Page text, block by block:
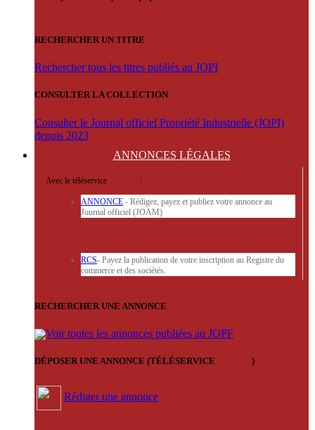
RECHERCHER UN TITRE
Rechercher tous les titres publiés au JOPI
CONSULTER LA COLLECTION
Consulter le Journal officiel Propriété Industrielle (JOPI)
depuis 2023
ANNONCES LÉGALES
Avec le téléservice :
ANNONCE - Rédigez, payez et publiez votre annonce au
Journal officiel (JOAM)
RCS- Payez la publication de votre inscription au Registre du
commerce et des sociétés.
RECHERCHER UNE ANNONCE
Voir toutes les annonces publiées au JOPF
DÉPOSER UNE ANNONCE (TÉLÉSERVICE )
Rédiger une annonce